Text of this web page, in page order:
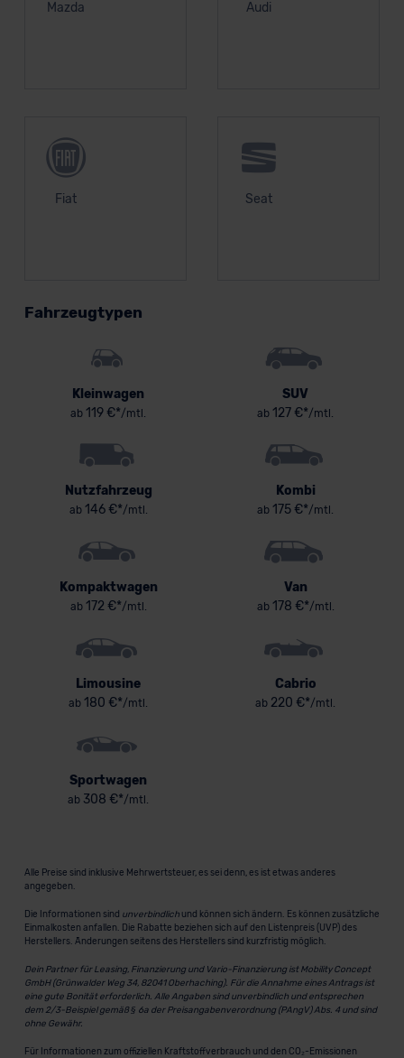
Mazda Audi
Fiat Seat
Fahrzeugtypen
Kleinwagen
ab 119 €*/mtl.
SUV
ab 127 €*/mtl.
Nutzfahrzeug
ab146 €*/mtl.
Kombi
ab 175 €*/mtl.
Kompaktwagen
ab172 €*/mtl.
Van
ab178 €*/mtl.
Limousine
ab 180 €*/mtl.
Cabrio
ab 220 €*/mtl.
Sportwagen
ab 308 €*/mtl.
Alle Preise sind inklusive Mehrwertsteuer, es sei denn, es ist etwas anderes
angegeben.
Die Informationen sind unverbindlichund können sich ändern. Es können zusätzliche
Einmalkosten anfallen. Die Rabatte beziehen sich auf den Listenpreis (UVP) des
Herstellers. Änderungen seitens des Herstellers sind kurzfristig möglich.
Dein Partner für Leasing, Finanzierung und Vario-Finanzierung ist Mobility Concept
GmbH (Grünwalder Weg 34, 82041 Oberhaching). Für die Annahme eines Antrags ist
eine gute Bonität erforderlich. Alle Angaben sind unverbindlich und entsprechen
dem 2/3-Beispiel gemäß § 6a der Preisangabenverordnung (PAngV) Abs. 4 und sind
ohne Gewähr.
Für Informationen zum offiziellen Kraftstoffverbrauch und den CO₂-Emissionen